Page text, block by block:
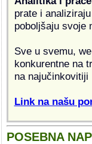
prate i
poboljšaju svoje
Sve u svemu,
konkurentne na
na najučinkovitiji
Link na našu
POSEBNA